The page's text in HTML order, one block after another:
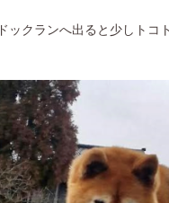
ドックランへ出ると少しトコ